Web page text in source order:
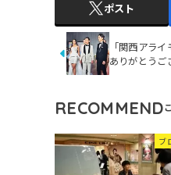
ポスト
「関西アライ
ありがとうご
RECOMMEND
ブ